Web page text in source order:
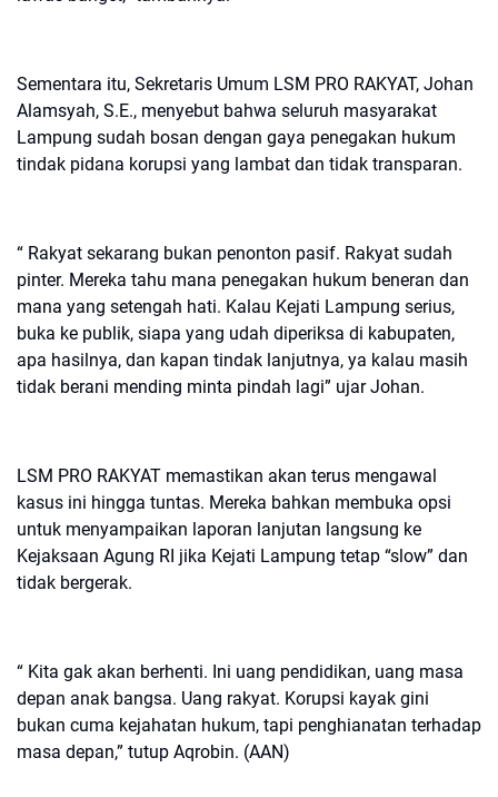
Sementara itu, Sekretaris Umum LSM PRO RAKYAT, Johan
Alamsyah, S.E., menyebut bahwa seluruh masyarakat
Lampung sudah bosan dengan gaya penegakan hukum
tindak pidana korupsi yang lambat dan tidak transparan.
“ Rakyat sekarang bukan penonton pasif. Rakyat sudah
pinter. Mereka tahu mana penegakan hukum beneran dan
mana yang setengah hati. Kalau Kejati Lampung serius,
buka ke publik, siapa yang udah diperiksa di kabupaten,
apa hasilnya, dan kapan tindak lanjutnya, ya kalau masih
tidak berani mending minta pindah lagi” ujar Johan.
LSM PRO RAKYAT memastikan akan terus mengawal
kasus ini hingga tuntas. Mereka bahkan membuka opsi
untuk menyampaikan laporan lanjutan langsung ke
Kejaksaan Agung RI jika Kejati Lampung tetap “slow” dan
tidak bergerak.
“ Kita gak akan berhenti. Ini uang pendidikan, uang masa
depan anak bangsa. Uang rakyat. Korupsi kayak gini
bukan cuma kejahatan hukum, tapi penghianatan terhadap
masa depan,” tutup Aqrobin. (AAN)